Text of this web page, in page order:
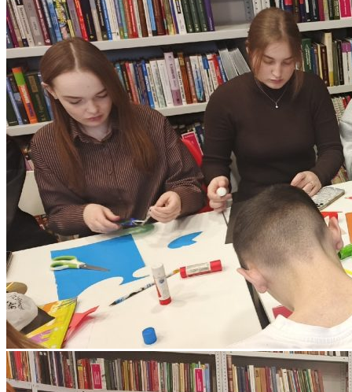
Сроки зачисления
Сроки подачи документов
Перечень документов для поступления
ЛОКАЛЬНЫЕ НОРМАТИВНЫЕ АКТЫ
РОССИЙСКОЕ ЗАКОНОДАТЕЛЬСТВО
ИНСТРУКЦИИ
ОБРАЗЦЫ ДОКУМЕНТОВ
ОБРАЗОВАТЕЛЬНЫЙ КРЕДИТ
ЦЕЛЕВОЕ ОБУЧЕНИЕ
Выпускнику
ТРУДОУСТРОЙСТВО ВЫПУСКНИКОВ